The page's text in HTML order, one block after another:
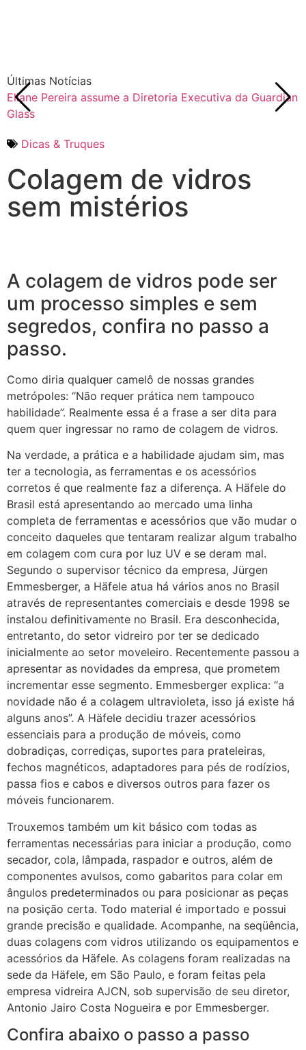
Últimas Notícias
Eliane Pereira assume a Diretoria Executiva da Guardian
Glass
Dicas & Truques
Colagem de vidros
sem mistérios
A colagem de vidros pode ser
um processo simples e sem
segredos, confira no passo a
passo.
Como diria qualquer camelô de nossas grandes
metrópoles: “Não requer prática nem tampouco
habilidade”. Realmente essa é a frase a ser dita para
quem quer ingressar no ramo de colagem de vidros.
Na verdade, a prática e a habilidade ajudam sim, mas
ter a tecnologia, as ferramentas e os acessórios
corretos é que realmente faz a diferença. A Häfele do
Brasil está apresentando ao mercado uma linha
completa de ferramentas e acessórios que vão mudar o
conceito daqueles que tentaram realizar algum trabalho
em colagem com cura por luz UV e se deram mal.
Segundo o supervisor técnico da empresa, Jürgen
Emmesberger, a Häfele atua há vários anos no Brasil
através de representantes comerciais e desde 1998 se
instalou definitivamente no Brasil. Era desconhecida,
entretanto, do setor vidreiro por ter se dedicado
inicialmente ao setor moveleiro. Recentemente passou a
apresentar as novidades da empresa, que prometem
incrementar esse segmento. Emmesberger explica: “a
novidade não é a colagem ultravioleta, isso já existe há
alguns anos”. A Häfele decidiu trazer acessórios
essenciais para a produção de móveis, como
dobradiças, corrediças, suportes para prateleiras,
fechos magnéticos, adaptadores para pés de rodízios,
passa fios e cabos e diversos outros para fazer os
móveis funcionarem.
Trouxemos também um kit básico com todas as
ferramentas necessárias para iniciar a produção, como
secador, cola, lâmpada, raspador e outros, além de
componentes avulsos, como gabaritos para colar em
ângulos predeterminados ou para posicionar as peças
na posição certa. Todo material é importado e possui
grande precisão e qualidade. Acompanhe, na seqüência,
duas colagens com vidros utilizando os equipamentos e
acessórios da Häfele. As colagens foram realizadas na
sede da Häfele, em São Paulo, e foram feitas pela
empresa vidreira AJCN, sob supervisão de seu diretor,
Antonio Jairo Costa Nogueira e por Emmesberger.
Confira abaixo o passo a passo